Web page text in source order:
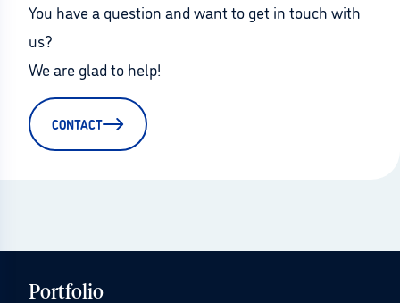
You have a question and want to get in touch with
us?
We are glad to help!
CONTACT
Portfolio